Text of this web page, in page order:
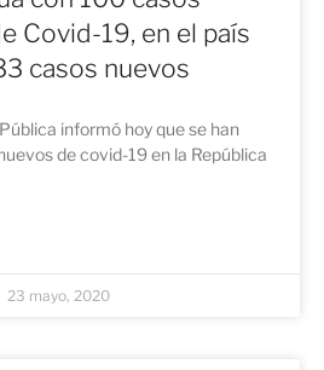
Covid-19, en el país
casos nuevos
informó hoy que se han
de covid-19 en la República
23 mayo, 2020